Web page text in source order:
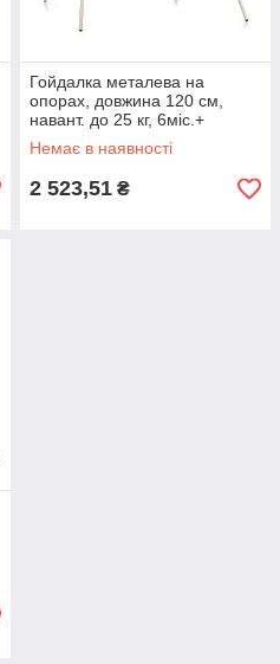
Гойдалка металева на
опорах, довжина 120 см,
навант. до 25 кг, 6міс.+
Немає в наявності
2 523,51 ₴